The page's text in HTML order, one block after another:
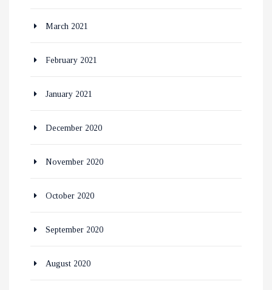
March 2021
February 2021
January 2021
December 2020
November 2020
October 2020
September 2020
August 2020